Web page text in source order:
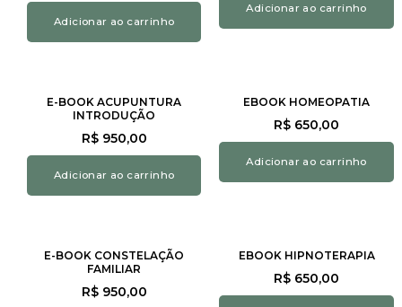
Adicionar ao carrinho
Adicionar ao carrinho
E-BOOK ACUPUNTURA
INTRODUÇÃO
R$950,00
Adicionar ao carrinho
EBOOK HOMEOPATIA
R$ 650,00
Adicionar ao carrinho
E-BOOK CONSTELAÇÃO
FAMILIAR
R$950,00
EBOOK HIPNOTERAPIA
R$ 650,00